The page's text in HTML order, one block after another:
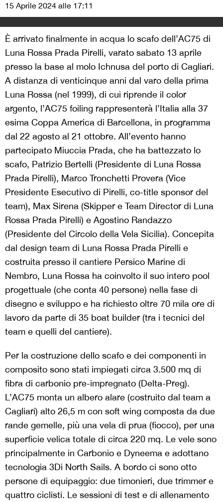
15 Aprile 2024 alle 17:11
È arrivato finalmente in acqua lo scafo dell’AC75 di
Luna Rossa Prada Pirelli, varato sabato 13 aprile
presso la base al molo Ichnusa del porto di Cagliari.
A distanza di venticinque anni dal varo della prima
Luna Rossa (nel 1999), di cui riprende il color
argento, l’AC75 foiling rappresenterà l’Italia alla 37
esima Coppa America di Barcellona, in programma
dal 22 agosto al 21 ottobre. All’evento hanno
partecipato Miuccia Prada, che ha battezzato lo
scafo, Patrizio Bertelli (Presidente di Luna Rossa
Prada Pirelli), Marco Tronchetti Provera (Vice
Presidente Esecutivo di Pirelli, co-title sponsor del
team), Max Sirena (Skipper e Team Director di Luna
Rossa Prada Pirelli) e Agostino Randazzo
(Presidente del Circolo della Vela Sicilia). Concepita
dal design team di Luna Rossa Prada Pirelli e
costruita presso il cantiere Persico Marine di
Nembro, Luna Rossa ha coinvolto il suo intero pool
progettuale (che conta 40 persone) nella fase di
disegno e sviluppo e ha richiesto oltre 70 mila ore di
lavoro da parte di 35 boat builder (tra i tecnici del
team e quelli del cantiere).
Per la costruzione dello scafo e dei componenti in
composito sono stati impiegati circa 3.500 mq di
fibra di carbonio pre-impregnato (Delta-Preg).
L’AC75 monta un albero alare (costruito dal team a
Cagliari) alto 26,5 m con soft wing composta da due
rande gemelle, più una vela di prua (fiocco), per una
superficie velica totale di circa 220 mq. Le vele sono
principalmente in Carbonio e Dyneema e adottano
tecnologia 3Di North Sails. A bordo ci sono otto
persone di equipaggio: due timonieri, due trimmer e
quattro ciclisti. Le sessioni di test e di allenamento